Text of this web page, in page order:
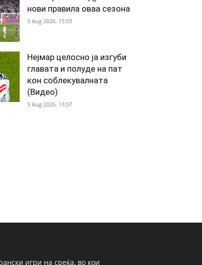
нови правила оваа сезона
5 Aug 2026. 15:03
Нејмар целосно ја изгуби
главата и полуде на пат
кон соблекувалната
(Видео)
5 Aug 2026. 13:57
игри на среќа, во кои